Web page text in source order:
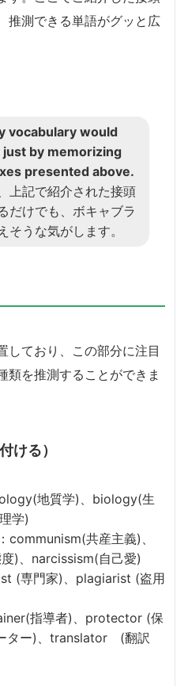
推測できる単語がグッと広
vocabulary would
just by memorizing
presented above.
上記で紹介された接頭
だけでも、ボキャブラ
そうな気がします。
しており、この部分に注目
類を推測することができま
ける）
地質学)、biology(生
学)
communism(共産主義)、
)、narcissism(自己愛)
(専門家)、plagiarist (盗用
指導者)、protector (保
ター)、translator (翻訳